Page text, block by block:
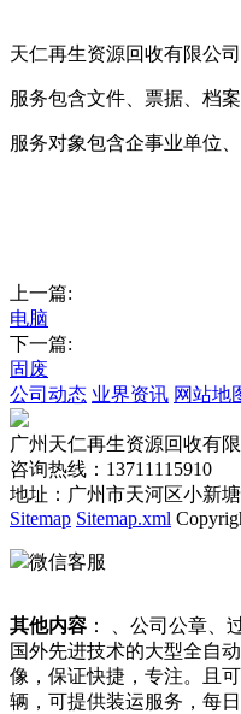
天仁再生资源回收有限公
服务包含文件、票据、档
服务对象包含企事业单位
上一篇:
电脑
下一篇:
固废
公司动态 业界资讯 网站地
广州天仁再生资源回收有限
咨询热线：13711115910
地址：广州市天河区小新
Sitemap Sitemap.xml
微信客服
其他内容 ： 、公司公章、
国外先进技术的大型全自
像，保证快捷，专注。且
辆，可提供装运服务，每